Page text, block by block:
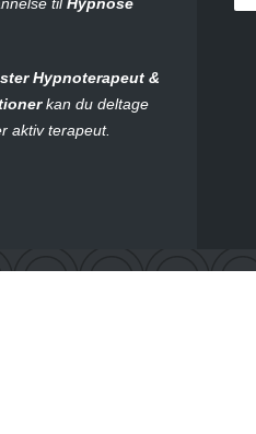
Hypnoterapeut &
kan du deltage
aktiv terapeut.